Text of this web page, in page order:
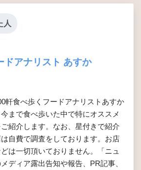
人
ドアナリスト あすか
軒食べ歩くフードアナリストあすか
今まで食べ歩いた中で特にオススメ
紹介します。なお、星付きで紹介
自費で調査をしております。お店
は一切頂いておりません。「ニュ
ディア露出告知や報告、PR記事、